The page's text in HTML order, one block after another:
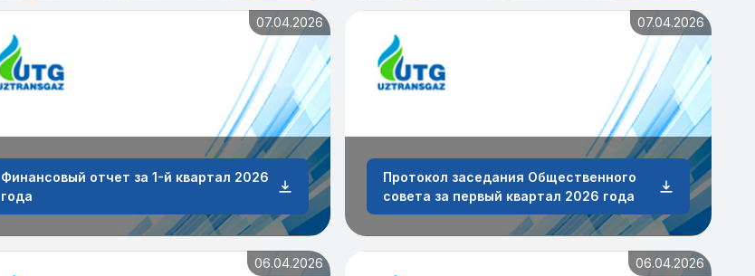
07.04.2026
Финансовый отчет за 1-й квартал 2026
года
07.04.2026
Протокол заседания Общественного
совета за первый квартал 2026 года
06.04.2026 06.04.2026